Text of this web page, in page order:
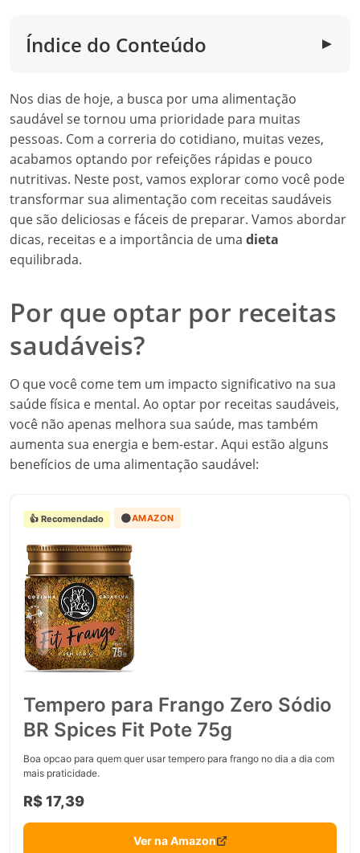
Índice do Conteúdo ▼
Nos dias de hoje, a busca por uma alimentação
saudável se tornou uma prioridade para muitas
pessoas. Com a correria do cotidiano, muitas vezes,
acabamos optando por refeições rápidas e pouco
nutritivas. Neste post, vamos explorar como você pode
transformar sua alimentação com receitas saudáveis
que são deliciosas e fáceis de preparar. Vamos abordar
dicas, receitas e a importância de uma dieta
equilibrada.
Por que optar por receitas
saudáveis?
O que você come tem um impacto significativo na sua
saúde física e mental. Ao optar por receitas saudáveis,
você não apenas melhora sua saúde, mas também
aumenta sua energia e bem-estar. Aqui estão alguns
benefícios de uma alimentação saudável:
👍 Recomendado 🟠AMAZON
Tempero para Frango Zero Sódio
BR Spices Fit Pote 75g
Boa opcao para quem quer usar tempero para frango no dia a dia com
mais praticidade.
R$ 17,39
Ver na Amazon